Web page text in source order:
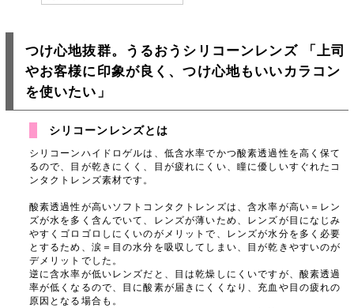
つけ心地抜群。うるおうシリコーンレンズ 「上司
やお客様に印象が良く、つけ心地もいいカラコン
を使いたい」
シリコーンレンズとは
シリコーンハイドロゲルは、低含水率でかつ酸素透過性を高く保て
るので、目が乾きにくく、目が疲れにくい、瞳に優しいすぐれたコ
ンタクトレンズ素材です。
酸素透過性が高いソフトコンタクトレンズは、含水率が高い＝レン
ズが水を多く含んでいて、レンズが薄いため、レンズが目になじみ
やすくゴロゴロしにくいのがメリットで、レンズが水分を多く必要
とするため、涙＝目の水分を吸収してしまい、目が乾きやすいのが
デメリットでした。
逆に含水率が低いレンズだと、目は乾燥しにくいですが、酸素透過
率が低くなるので、目に酸素が届きにくくなり、充血や目の疲れの
原因となる場合も。